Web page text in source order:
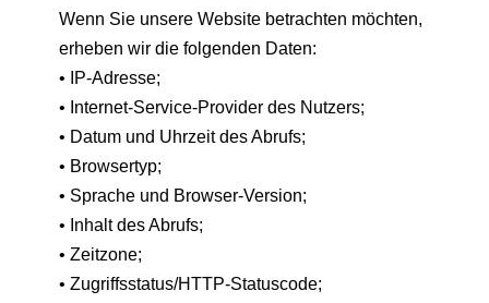
Wenn Sie unsere Website betrachten möchten,
erheben wir die folgenden Daten:
• IP-Adresse;
• Internet-Service-Provider des Nutzers;
• Datum und Uhrzeit des Abrufs;
• Browsertyp;
• Sprache und Browser-Version;
• Inhalt des Abrufs;
• Zeitzone;
• Zugriffsstatus/HTTP-Statuscode;